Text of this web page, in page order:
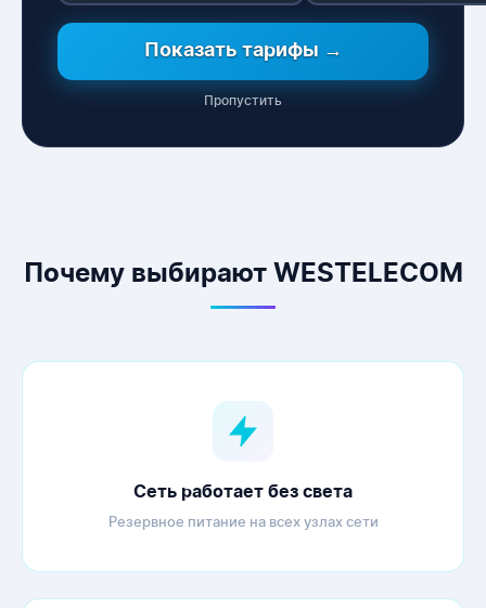
Показать тарифы →
Пропустить
Почему выбирают WESTELECOM
Сеть работает без света
Резервное питание на всех узлах сети